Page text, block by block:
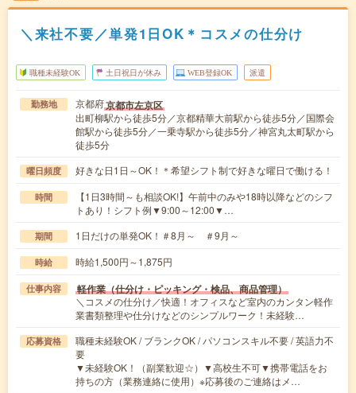
＼来社不要／単発1日OK＊コスメの仕分け
職種未経験OK 土日祝日が休み WEB登録OK 派遣
勤務地 京都府京都市左京区
出町柳駅から徒歩5分／京都精華大前駅から徒歩5分／国際会
館駅から徒歩5分／一乗寺駅から徒歩5分／神宮丸太町駅から
徒歩5分
曜日頻度 好きな日1日～OK！＊希望シフト制で好きな曜日で働ける！
時間
【1日3時間～も相談OK!】午前中のみや18時以降などのシフ
トあり！シフト例▼9:00～12:00▼…
期間 1日だけの単発OK！＃8月～ ＃9月～
時給 時給1,500円～1,875円
仕事内容 軽作業（仕分け・ピッキング・検品、商品管理）
＼コスメの仕分け／快適！オフィスなど室内のカンタン軽作
業書類整理や仕分けなどのシンプルワーク！未経験…
応募資格
職種未経験OK / ブランクOK / パソコンスキル不要 / 英語力不
要
▼未経験OK！（副業歓迎☆）▼高校生不可▼携帯電話をお
持ちの方（業務連絡に使用）※応募後のご連絡はメ…